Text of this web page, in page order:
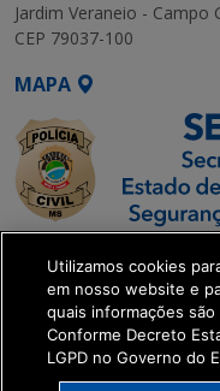
Jardim Veraneio - Campo
CEP 79037-100
MAPA
SETDIG | Secretaria-
Executiva de
Transformação
get_footer();
Utilizamos cookies
em nosso website e
quais informações
Conforme Decreto
LGPD no Governo do